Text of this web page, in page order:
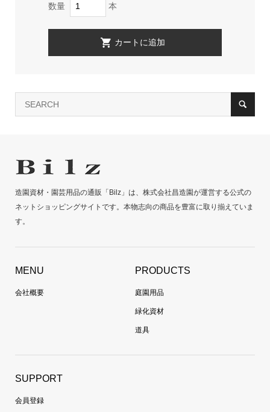
数量 本
造園資材・園芸用品の通販「Bilz」は、株式会社昌造園が運営する公式の
ネットショッピングサイトです。本物志向の商品を豊富に取り揃えていま
す。
MENU
会社概要
PRODUCTS
庭園用品
緑化資材
道具
SUPPORT
会員登録